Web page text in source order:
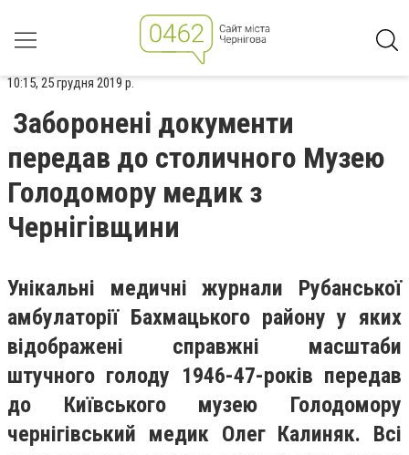
10:15, 25 грудня 2019 р.
Заборонені документи
передав до столичного Музею
Голодомору медик з
Чернігівщини
Унікальні медичні журнали Рубанської
амбулаторії Бахмацького району у яких
відображені справжні масштаби
штучного голоду 1946-47-років передав
до Київського музею Голодомору
чернігівський медик Олег Калиняк. Всі